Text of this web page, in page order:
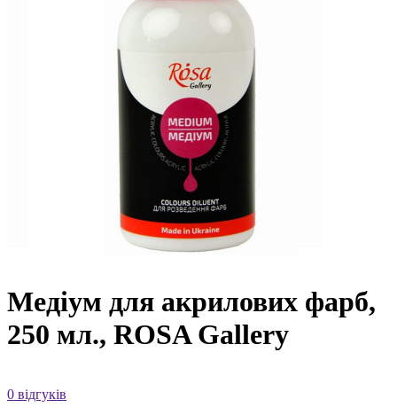
Медіум для акрилових фарб,
250 мл., ROSA Gallery
0 відгуків